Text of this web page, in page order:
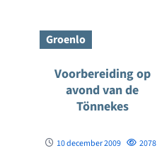
Groenlo
Voorbereiding op
avond van de
Tönnekes
10 december 2009 2078